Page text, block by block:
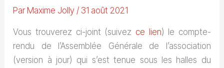
ParMaxime Jolly / 31 août 2021
Vous trouverez ci-joint (suivez ce lien) le compte-
rendu de l’Assemblée Générale de l’association
(version à jour) qui s’est tenue sous les halles du